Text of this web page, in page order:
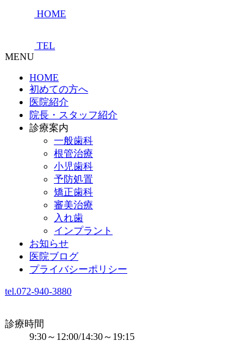
HOME
TEL
MENU
HOME
初めての方へ
医院紹介
院長・スタッフ紹介
診療案内
一般歯科
根管治療
小児歯科
予防処置
矯正歯科
審美治療
入れ歯
インプラント
お知らせ
医院ブログ
プライバシーポリシー
tel.072-940-3880
診療時間
9:30～12:00/14:30～19:15